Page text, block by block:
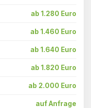
ab 1.280 Euro
ab 1.460 Euro
ab 1.640 Euro
ab 1.820 Euro
ab 2.000 Euro
auf Anfrage